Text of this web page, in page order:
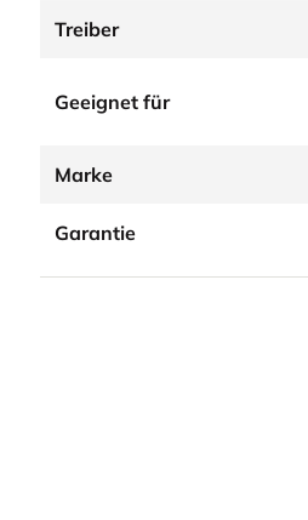
Treiber
Geeignet für
Marke
Garantie